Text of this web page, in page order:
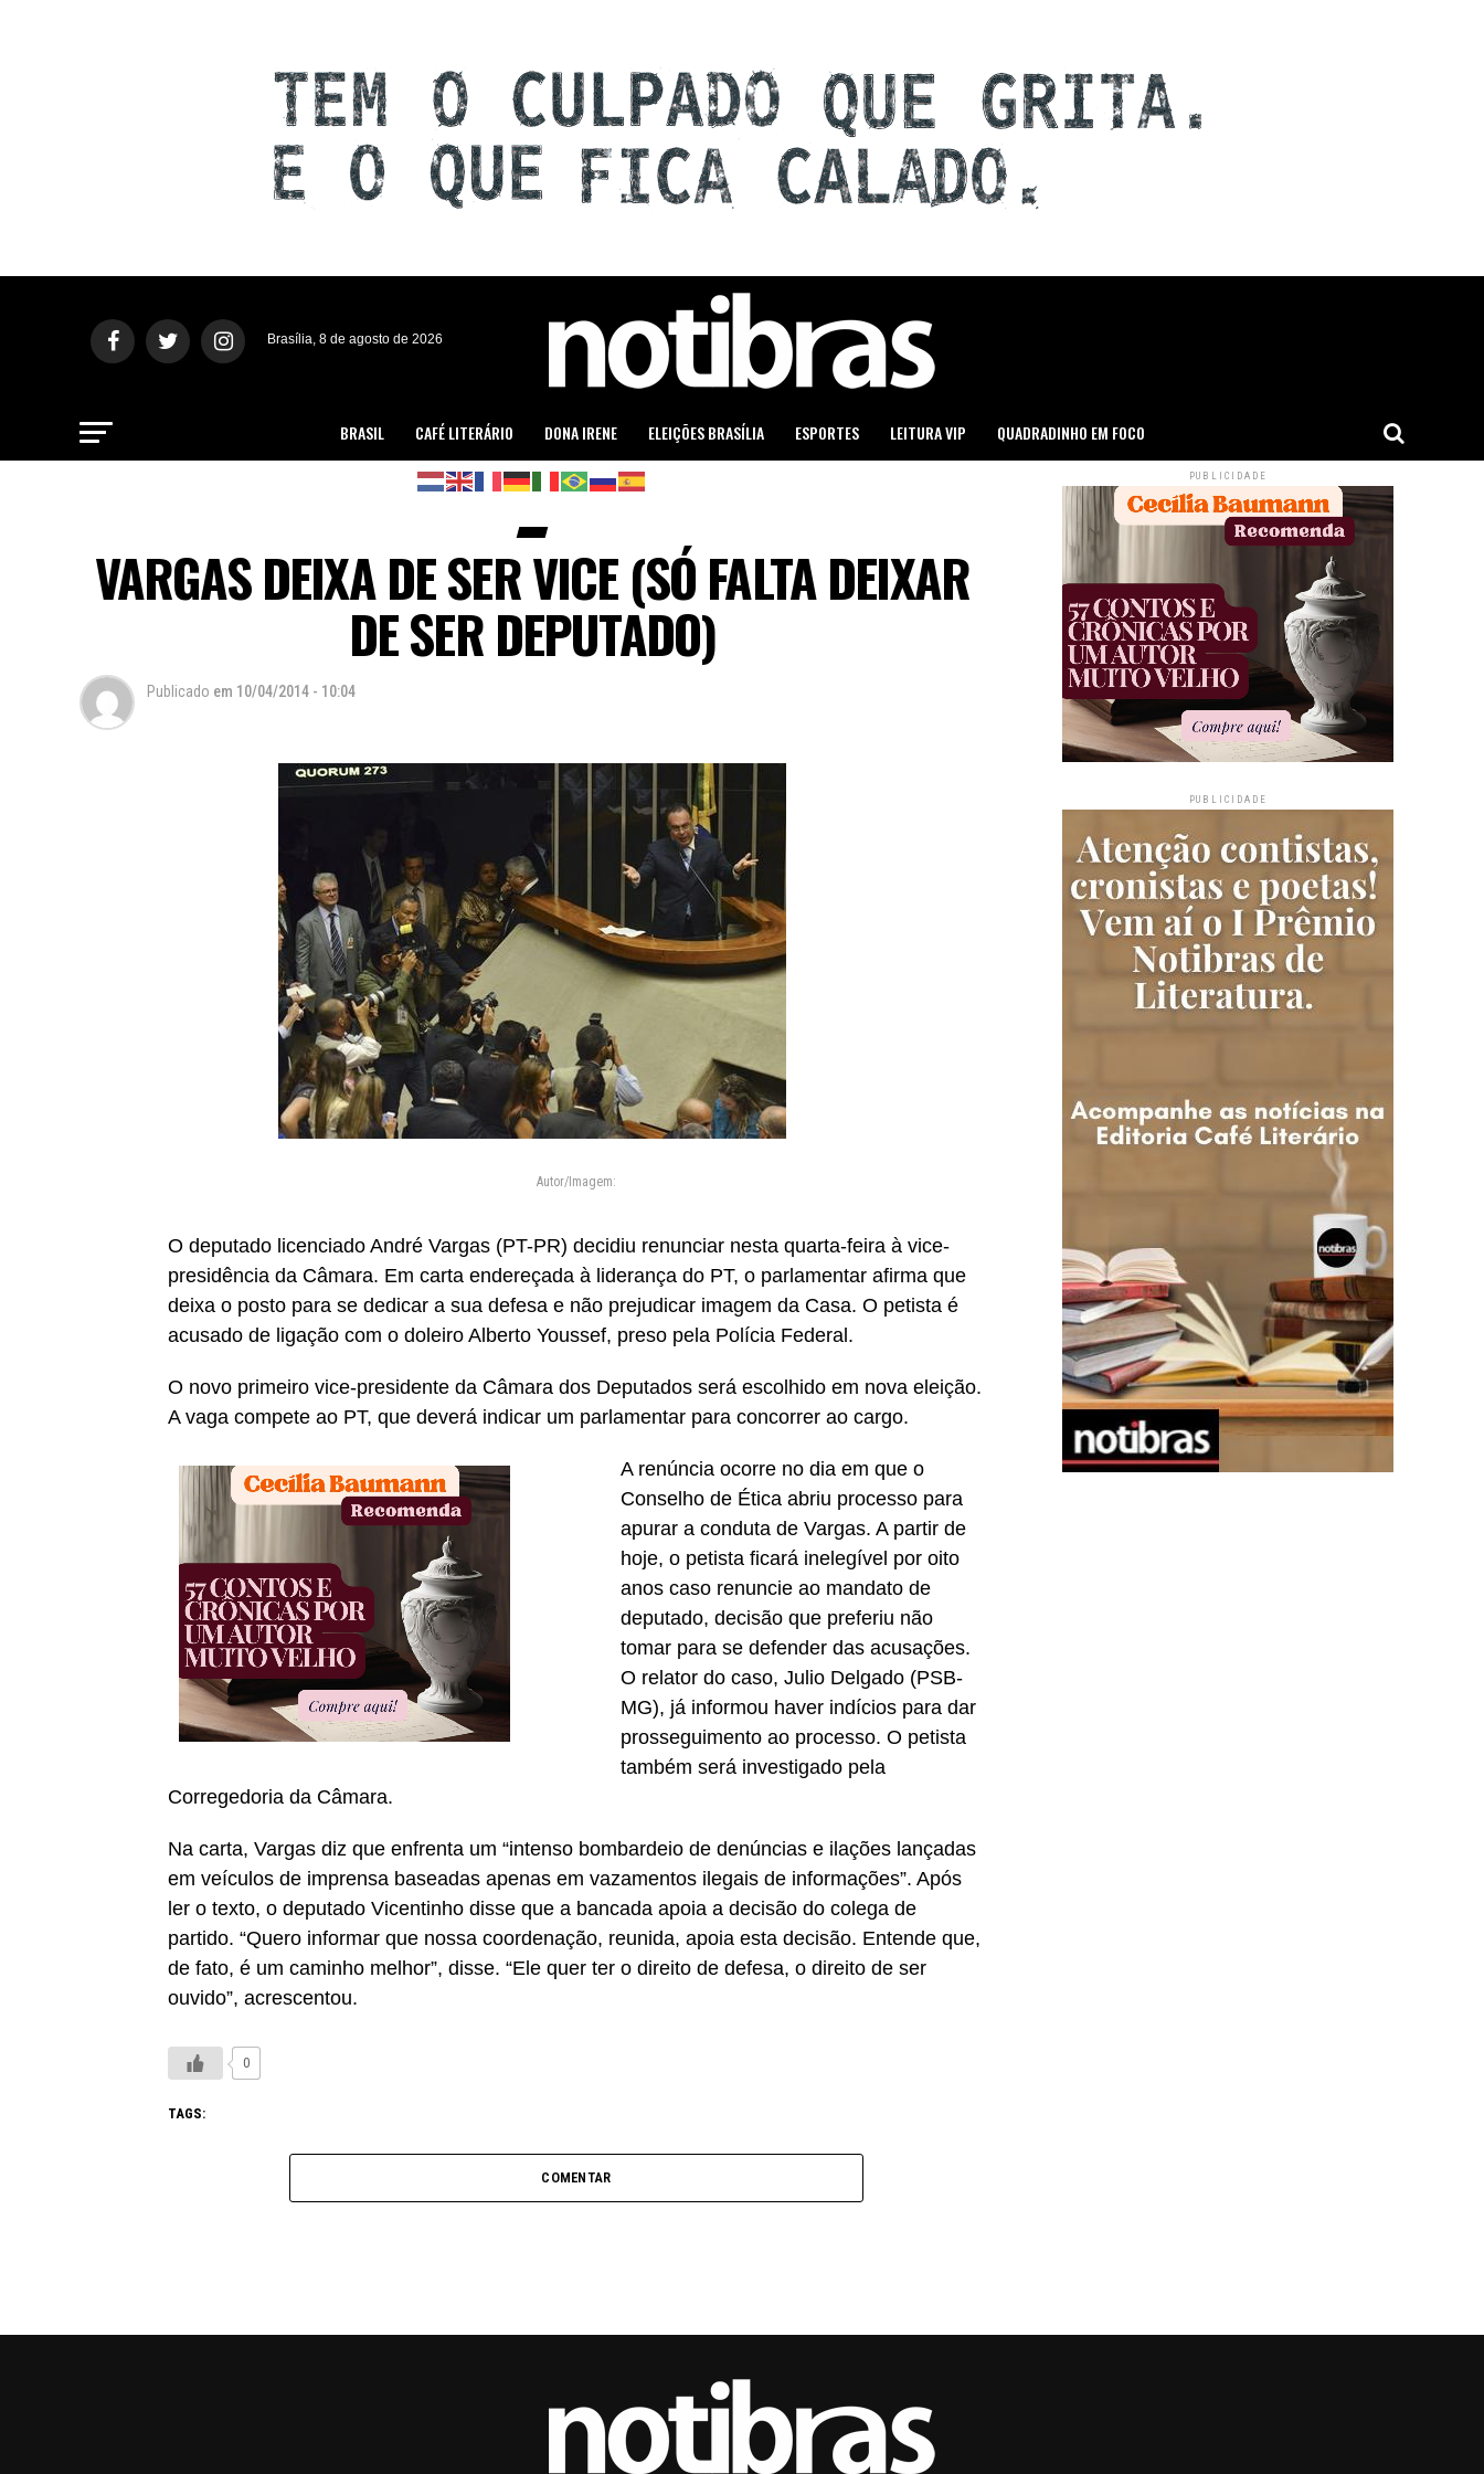
Brasília, 8 de agosto de 2026
BRASIL CAFÉ LITERÁRIO DONA IRENE ELEIÇÕES BRASÍLIA ESPORTES LEITURA VIP QUADRADINHO EM FOCO
VARGAS DEIXA DE SER VICE (SÓ FALTA DEIXAR
DE SER DEPUTADO)
Publicado em 10/04/2014 - 10:04
Autor/Imagem:
O deputado licenciado André Vargas (PT-PR) decidiu renunciar nesta quarta-feira à vice-
presidência da Câmara. Em carta endereçada à liderança do PT, o parlamentar afirma que
deixa o posto para se dedicar a sua defesa e não prejudicar imagem da Casa. O petista é
acusado de ligação com o doleiro Alberto Youssef, preso pela Polícia Federal.
O novo primeiro vice-presidente da Câmara dos Deputados será escolhido em nova eleição.
A vaga compete ao PT, que deverá indicar um parlamentar para concorrer ao cargo.
A renúncia ocorre no dia em que o
Conselho de Ética abriu processo para
apurar a conduta de Vargas. A partir de
hoje, o petista ficará inelegível por oito
anos caso renuncie ao mandato de
deputado, decisão que preferiu não
tomar para se defender das acusações.
O relator do caso, Julio Delgado (PSB-
MG), já informou haver indícios para dar
prosseguimento ao processo. O petista
também será investigado pela
Corregedoria da Câmara.
Na carta, Vargas diz que enfrenta um “intenso bombardeio de denúncias e ilações lançadas
em veículos de imprensa baseadas apenas em vazamentos ilegais de informações”. Após
ler o texto, o deputado Vicentinho disse que a bancada apoia a decisão do colega de
partido. “Quero informar que nossa coordenação, reunida, apoia esta decisão. Entende que,
de fato, é um caminho melhor”, disse. “Ele quer ter o direito de defesa, o direito de ser
ouvido”, acrescentou.
0
TAGS:
COMENTAR
PUBLICIDADE
PUBLICIDADE